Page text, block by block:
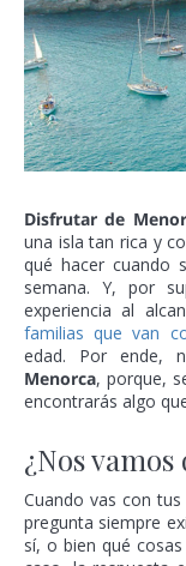
Disfrutar de
una isla tan rica y
qué hacer cuando
semana. Y, por
experiencia al
familias que van
edad. Por ende,
Menorca, porque,
encontrarás algo
¿Nos
Cuando vas con
pregunta siempre
sí, o bien qué